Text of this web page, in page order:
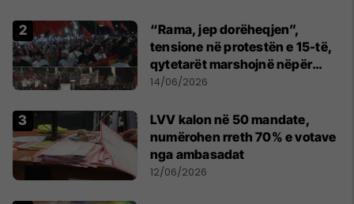
“Rama, jep dorëheqjen”,
tensione në protestën e 15-të,
qytetarët marshojnë nëpër
kryeqytet
14/06/2026
LVV kalon në 50 mandate,
numërohen rreth 70% e votave
nga ambasadat
12/06/2026